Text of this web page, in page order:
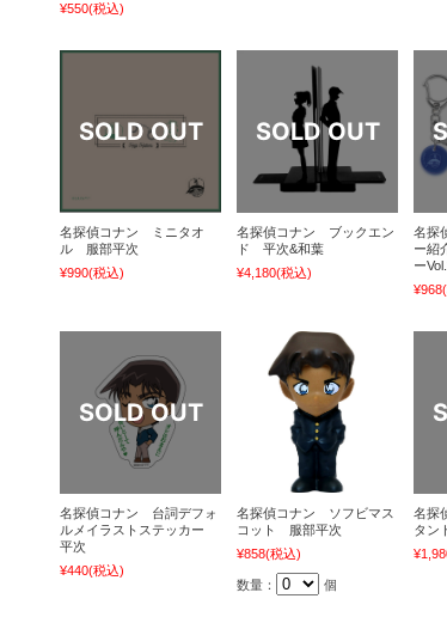
¥550(税込)
名探偵コナン ミニタオ
ル 服部平次
¥990(税込)
名探偵コナン ブックエン
ド 平次&和葉
¥4,180(税込)
名探
ー紹
ー
¥968
名探偵コナン 台詞デフォ
ルメイラストステッカー
平次
¥440(税込)
名探偵コナン ソフビマス
コット 服部平次
¥858(税込)
数量： 個
名探
タン